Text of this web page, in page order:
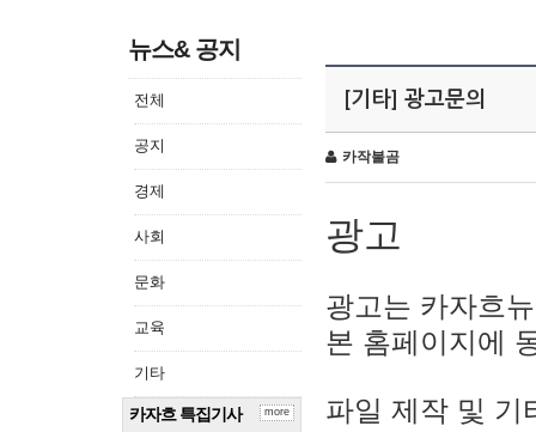
뉴스& 공지
전체
공지
경제
사회
문화
교육
기타
카자흐 특집기사 more
[기타] 광고문의
카작불곰
광고
광고는 카자흐
본 홈페이지에
파일 제작 및 기